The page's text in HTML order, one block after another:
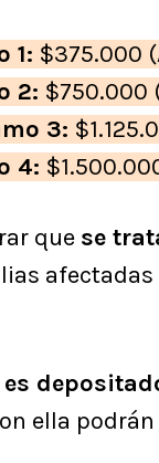
1: $375.000
2: $750.000
3:
4:
que se
afectadas
ella podrán